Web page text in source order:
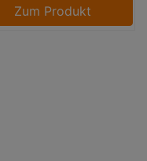
Zum Produkt